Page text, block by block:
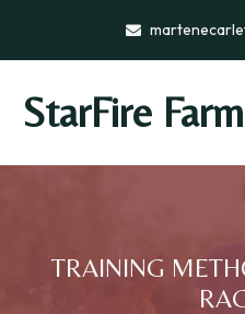
StarFire Farm
TRAINING